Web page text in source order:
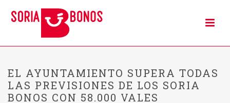
EL AYUNTAMIENTO SUPERA TODAS
LAS PREVISIONES DE LOS SORIA
BONOS CON 58.000 VALES